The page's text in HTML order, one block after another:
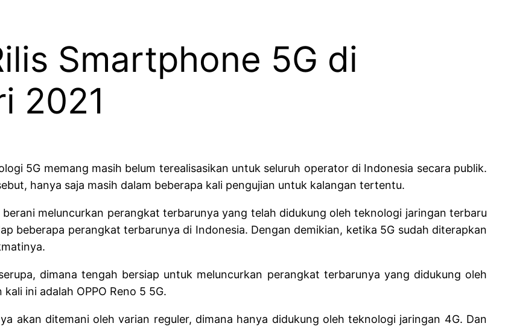
Smartphone 5G di
2021
5G memang masih belum terealisasikan untuk seluruh operator di Indonesia secara publik.
hanya saja masih dalam beberapa kali pengujian untuk kalangan tertentu.
meluncurkan perangkat terbarunya yang telah didukung oleh teknologi jaringan terbaru
beberapa perangkat terbarunya di Indonesia. Dengan demikian, ketika 5G sudah diterapkan
dimana tengah bersiap untuk meluncurkan perangkat terbarunya yang didukung oleh
ini adalah OPPO Reno 5 5G.
akan ditemani oleh varian reguler, dimana hanya didukung oleh teknologi jaringan 4G. Dan